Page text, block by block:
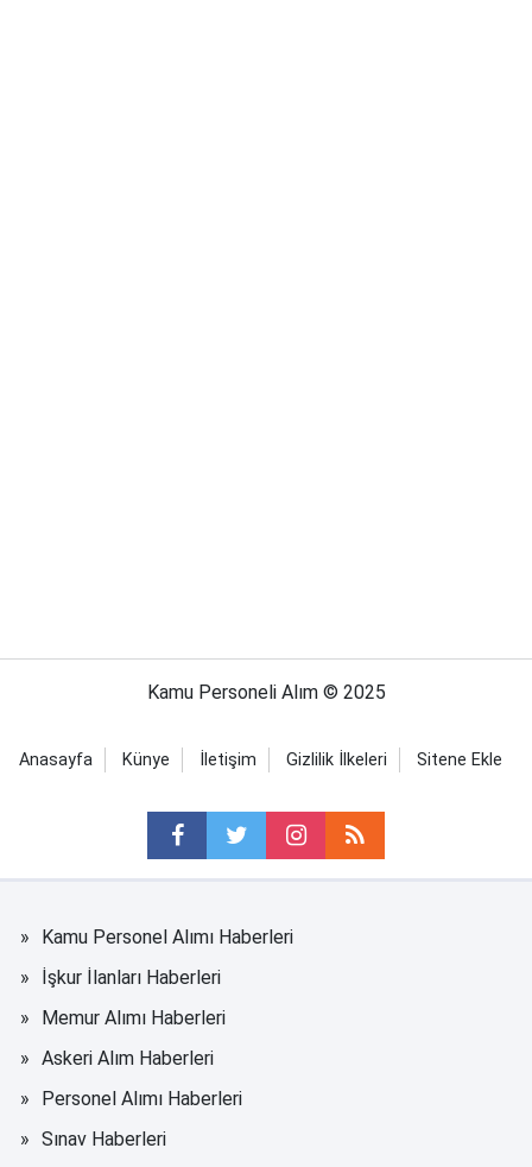
Kamu Personeli Alım © 2025
Anasayfa Künye İletişim Gizlilik İlkeleri Sitene Ekle
Kamu Personel Alımı Haberleri
İşkur İlanları Haberleri
Memur Alımı Haberleri
Askeri Alım Haberleri
Personel Alımı Haberleri
Sınav Haberleri